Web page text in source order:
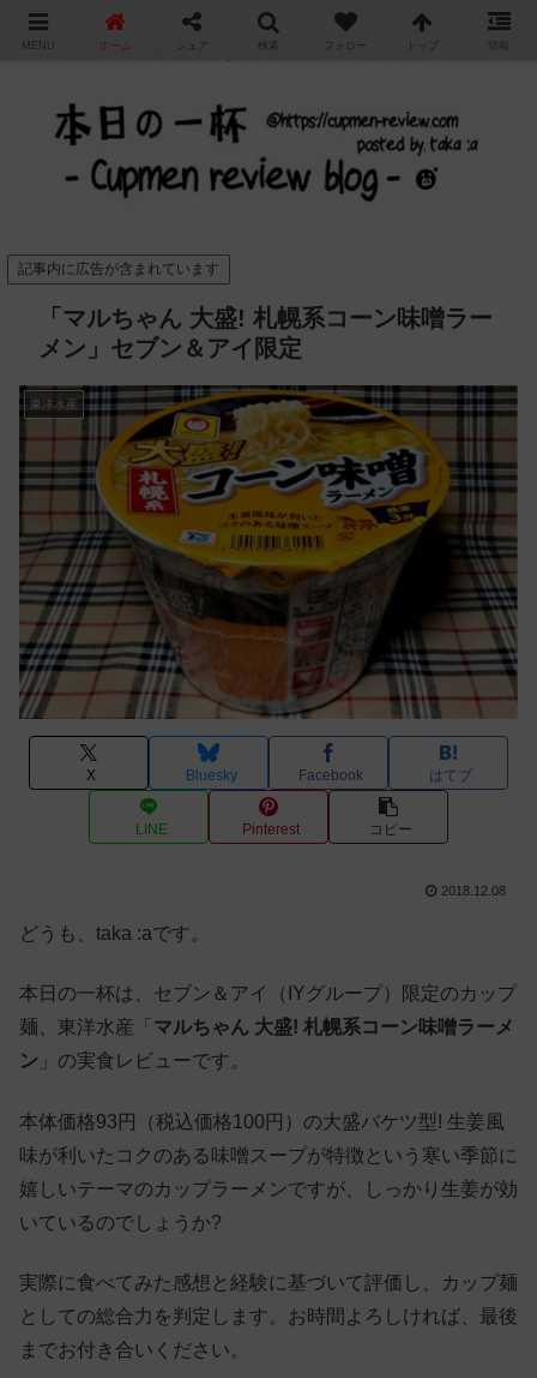
カップ麺の新商品をレビュー / アレンジするブログ
記事内に広告が含まれています
「マルちゃん 大盛! 札幌系コーン味噌ラー
メン」セブン＆アイ限定
東洋水産
X Bluesky Facebook はてブ
LINE Pinterest コピー
2018.12.08
どうも、taka :aです。
本日の一杯は、セブン＆アイ（IYグループ）限定のカップ
麺、東洋水産「 マルちゃん 大盛! 札幌系コーン味噌ラーメ
ン 」の実食レビューです。
本体価格93円（税込価格100円）の大盛バケツ型! 生姜風
味が利いたコクのある味噌スープが特徴という寒い季節に
嬉しいテーマのカップラーメンですが、しっかり生姜が効
いているのでしょうか?
実際に食べてみた感想と経験に基づいて評価し、カップ麺
としての総合力を判定します。お時間よろしければ、最後
までお付き合いください。
MENU ホーム シェア 検索 フォロー トップ 情報